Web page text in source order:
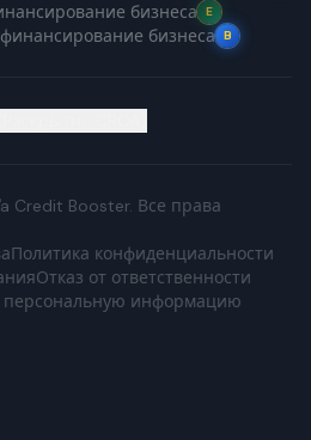
бизнеса E
бизнеса B
Credit Booster. Все права
Политика конфиденциальности
Отказ от ответственности
информацию